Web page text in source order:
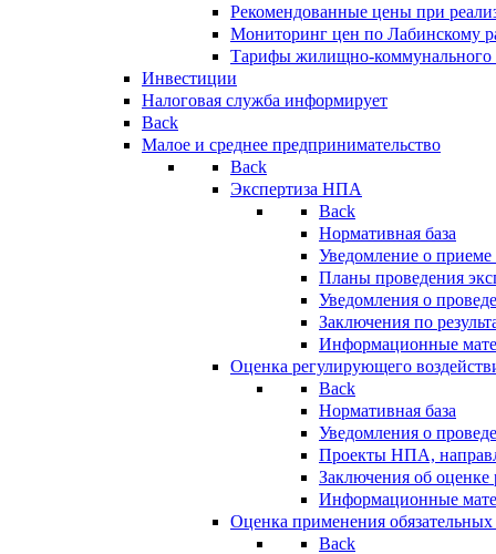
Рекомендованные цены при
Мониторинг цен по Лабинскому
Тарифы жилищно-коммунального
Инвестиции
Налоговая служба информирует
Back
Малое и среднее предпринимательство
Back
Экспертиза НПА
Back
Нормативная база
Уведомление о
Планы проведения
Уведомления о
Заключения по
Информационные
Оценка регулирующего
Back
Нормативная база
Уведомления о
Проекты НПА,
Заключения об
Информационные
Оценка применения
Back